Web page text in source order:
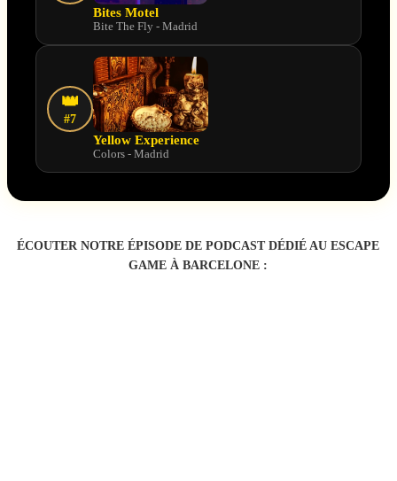
Bites Motel
Bite The Fly - Madrid
👑
#7
Yellow Experience
Colors - Madrid
ÉCOUTER NOTRE ÉPISODE DE PODCAST DÉDIÉ AU ESCAPE
GAME À BARCELONE :